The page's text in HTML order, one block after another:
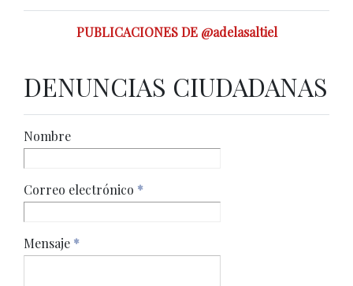
PUBLICACIONES DE @adelasaltiel
DENUNCIAS CIUDADANAS
Nombre
Correo electrónico *
Mensaje *